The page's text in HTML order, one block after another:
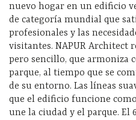
nuevo hogar en un edificio
de categoría mundial que
profesionales y las
visitantes. NAPUR Architect
pero sencillo, que armoniza
parque, al tiempo que se
de su entorno. Las líneas
que el edificio funcione
une la ciudad y el parque. El